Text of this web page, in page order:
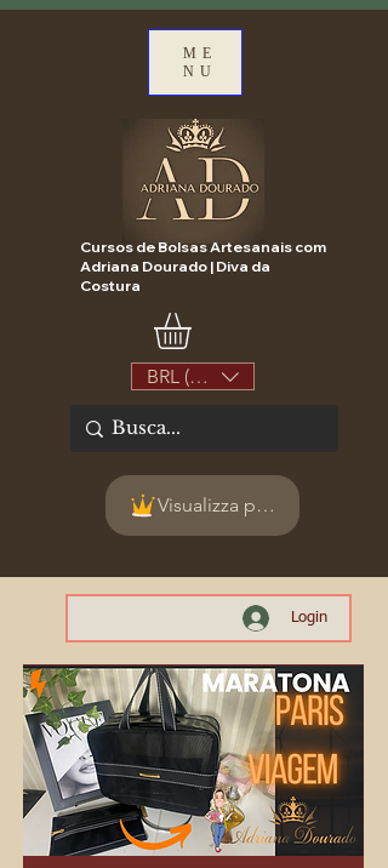
ME
NU
Cursos de Bolsas Artesanais com
Adriana Dourado | Diva da
Costura
BRL (R$)
Visualizza punti
Login